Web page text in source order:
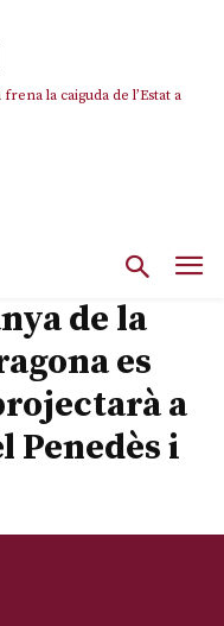
la caiguda de l’Estat a
ERC permet un altre flagrant
de la
es
a
Penedès i